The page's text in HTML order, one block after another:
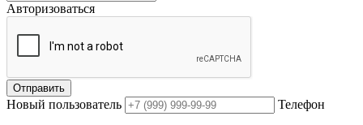
Авторизоваться
Отправить
Новый пользователь Телефон